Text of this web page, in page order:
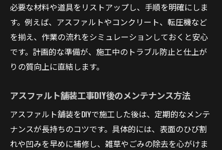
必要な材料や道具をリストアップし、手順を明確にしま
す。例えば、アスファルトやコンクリート、転圧機など
を揃え、作業の流れをシミュレーションしておくと安心
です。計画的な準備が、施工中のトラブル防止と仕上が
りの質向上に直結します。
アスファルト舗装工事DIY後のメンテナンス方法
アスファルト舗装をDIYで施工した後は、定期的なメンテ
ナンスが長持ちのコツです。具体的には、表面のひび割
れや凹みを早めに補修し、雑草やごみの除去を心がけま